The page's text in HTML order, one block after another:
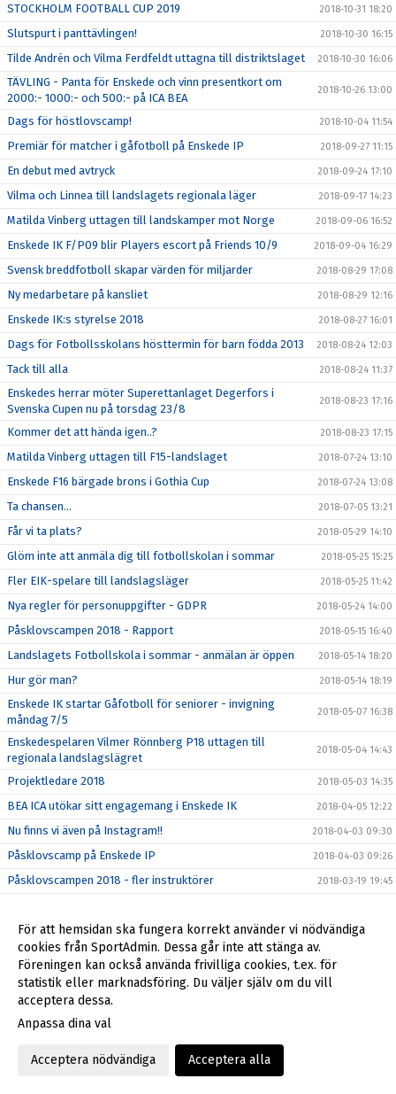
STOCKHOLM FOOTBALL CUP 2019 2018-10-31 18:20
Slutspurt i panttävlingen! 2018-10-30 16:15
Tilde Andrén och Vilma Ferdfeldt uttagna till distriktslaget 2018-10-30 16:06
TÄVLING - Panta för Enskede och vinn presentkort om
2000:- 1000:- och 500:- på ICA BEA
2018-10-26 13:00
Dags för höstlovscamp! 2018-10-04 11:54
Premiär för matcher i gåfotboll på Enskede IP 2018-09-27 11:15
En debut med avtryck 2018-09-24 17:10
Vilma och Linnea till landslagets regionala läger 2018-09-17 14:23
Matilda Vinberg uttagen till landskamper mot Norge 2018-09-06 16:52
Enskede IK F/P09 blir Players escort på Friends 10/9 2018-09-04 16:29
Svensk breddfotboll skapar värden för miljarder 2018-08-29 17:08
Ny medarbetare på kansliet 2018-08-29 12:16
Enskede IK:s styrelse 2018 2018-08-27 16:01
Dags för Fotbollsskolans hösttermin för barn födda 2013 2018-08-24 12:03
Tack till alla 2018-08-24 11:37
Enskedes herrar möter Superettanlaget Degerfors i
Svenska Cupen nu på torsdag 23/8
2018-08-23 17:16
Kommer det att hända igen..? 2018-08-23 17:15
Matilda Vinberg uttagen till F15-landslaget 2018-07-24 13:10
Enskede F16 bärgade brons i Gothia Cup 2018-07-24 13:08
Ta chansen... 2018-07-05 13:21
Får vi ta plats? 2018-05-29 14:10
Glöm inte att anmäla dig till fotbollskolan i sommar 2018-05-25 15:25
Fler EIK-spelare till landslagsläger 2018-05-25 11:42
Nya regler för personuppgifter - GDPR 2018-05-24 14:00
Påsklovscampen 2018 - Rapport 2018-05-15 16:40
Landslagets Fotbollskola i sommar - anmälan är öppen 2018-05-14 18:20
Hur gör man? 2018-05-14 18:19
Enskede IK startar Gåfotboll för seniorer - invigning
måndag 7/5
2018-05-07 16:38
Enskedespelaren Vilmer Rönnberg P18 uttagen till
regionala landslagslägret
2018-05-04 14:43
Projektledare 2018 2018-05-03 14:35
BEA ICA utökar sitt engagemang i Enskede IK 2018-04-05 12:22
Nu finns vi även på Instagram!! 2018-04-03 09:30
Påsklovscamp på Enskede IP 2018-04-03 09:26
Påsklovscampen 2018 - fler instruktörer 2018-03-19 19:45
Enskedemodellen i informationskväll för P03 2018-03-15 09:43
Vår klubbshop har flyttat till Stadium Sickla, varmt
välkomna!
2018-03-08 17:10
Spela Gå-Fotboll!
Årsmötet 21 februari
Enskede IK verksamhetsberättelse 2017
Enskedespelare uttagen till landslagsläger
För att hemsidan ska fungera korrekt använder vi nödvändiga
cookies från SportAdmin. Dessa går inte att stänga av.
Föreningen kan också använda frivilliga cookies, t.ex. för
statistik eller marknadsföring. Du väljer själv om du vill
acceptera dessa.
Anpassa dina val
Acceptera nödvändiga Acceptera alla